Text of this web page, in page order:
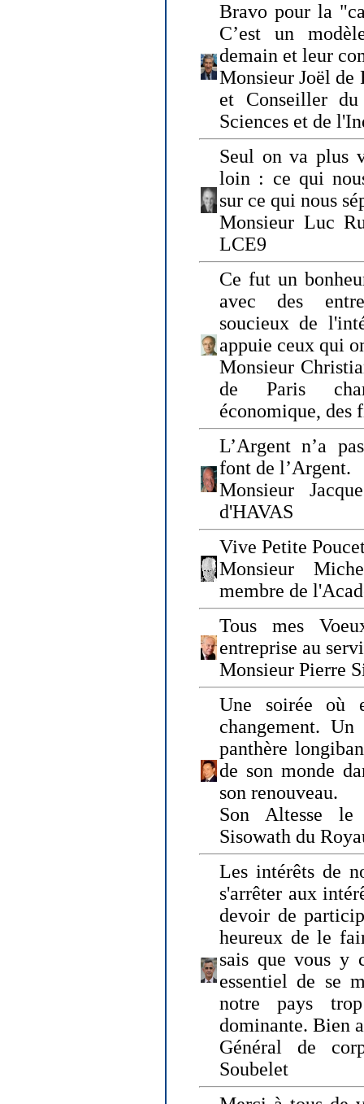
Bravo pour la
C’est un
demain et leur
Monsieur Joël de
et Conseiller
Sciences et de
Seul on va plus
loin : ce qui
sur ce qui nous
Monsieur Luc
LCE9
Ce fut un
avec des
soucieux de
appuie ceux qui
Monsieur
de Paris
économique, des
L’Argent n’a
font de l’Argent.
Monsieur
d'HAVAS
Vive Petite
Monsieur
membre de
Tous mes
entreprise au
Monsieur Pierre
Une soirée où
changement.
panthère
de son monde
son renouveau.
Son Altesse le
Sisowath du
Les intérêts de
s'arrêter aux
devoir de
heureux de le
sais que vous y
essentiel de se
notre pays
dominante. Bien
Général de
Soubelet